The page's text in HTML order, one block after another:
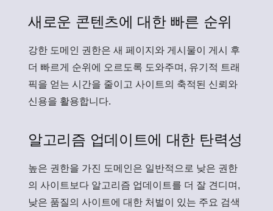
새로운 콘텐츠에 대한 빠른 순위
강한 도메인 권한은 새 페이지와 게시물이 게시 후
더 빠르게 순위에 오르도록 도와주며, 유기적 트래
픽을 얻는 시간을 줄이고 사이트의 축적된 신뢰와
신용을 활용합니다.
알고리즘 업데이트에 대한 탄력성
높은 권한을 가진 도메인은 일반적으로 낮은 권한
의 사이트보다 알고리즘 업데이트를 더 잘 견디며,
낮은 품질의 사이트에 대한 처벌이 있는 주요 검색